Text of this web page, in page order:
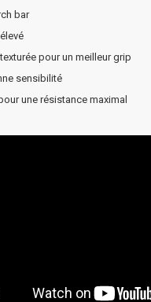
bar
pour un meilleur grip
sensibilité
une résistance maximal